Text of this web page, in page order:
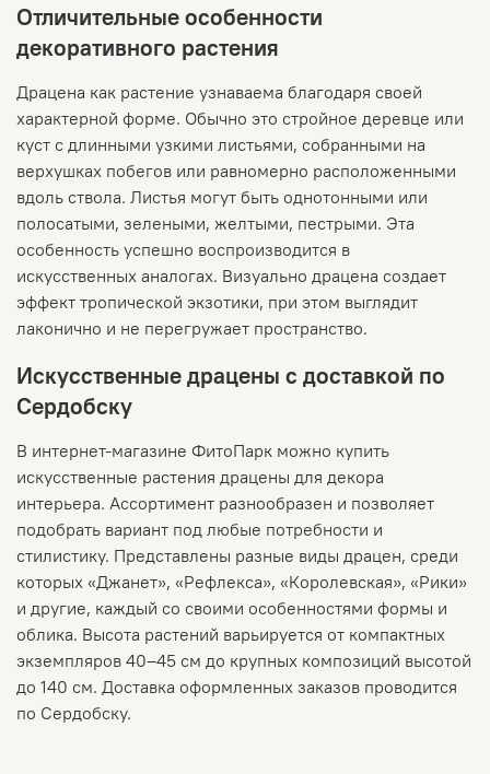
Отличительные особенности
декоративного растения
Драцена как растение узнаваема благодаря своей
характерной форме. Обычно это стройное деревце или
куст с длинными узкими листьями, собранными на
верхушках побегов или равномерно расположенными
вдоль ствола. Листья могут быть однотонными или
полосатыми, зелеными, желтыми, пестрыми. Эта
особенность успешно воспроизводится в
искусственных аналогах. Визуально драцена создает
эффект тропической экзотики, при этом выглядит
лаконично и не перегружает пространство.
Искусственные драцены с доставкой по
Сердобску
В интернет-магазине ФитоПарк можно купить
искусственные растения драцены для декора
интерьера. Ассортимент разнообразен и позволяет
подобрать вариант под любые потребности и
стилистику. Представлены разные виды драцен, среди
которых «Джанет», «Рефлекса», «Королевская», «Рики»
и другие, каждый со своими особенностями формы и
облика. Высота растений варьируется от компактных
экземпляров 40–45 см до крупных композиций высотой
до 140 см. Доставка оформленных заказов проводится
по Сердобску.